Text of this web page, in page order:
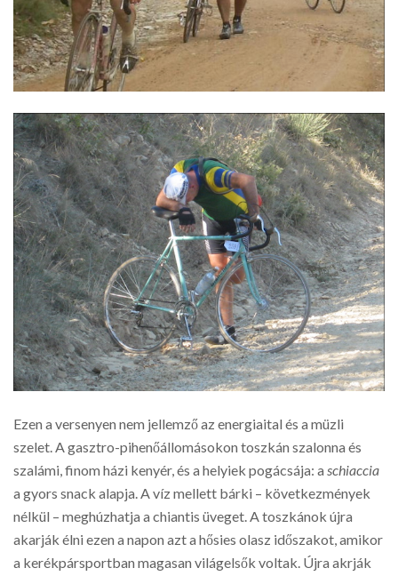
Ezen a versenyen nem jellemző az energiaital és a müzli
szelet. A gasztro-pihenőállomásokon toszkán szalonna és
szalámi, finom házi kenyér, és a helyiek pogácsája: a schiaccia
a gyors snack alapja. A víz mellett bárki – következmények
nélkül – meghúzhatja a chiantis üveget. A toszkánok újra
akarják élni ezen a napon azt a hősies olasz időszakot, amikor
a kerékpársportban magasan világelsők voltak. Újra akrják